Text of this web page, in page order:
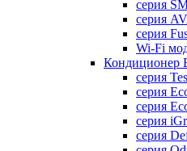
серия
серия
серия
Wi-Fi
Кондиционер
серия
серия
серия
серия
серия